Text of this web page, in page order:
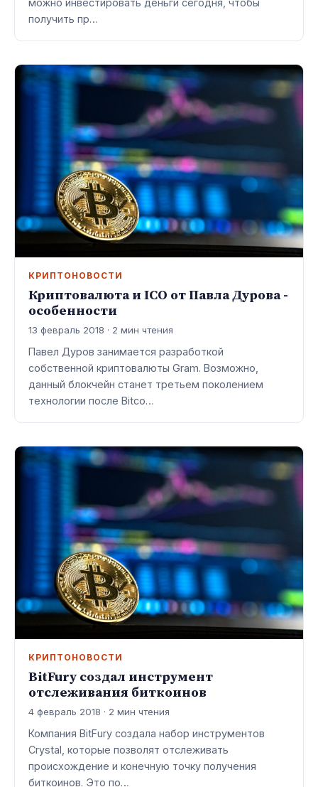
можно инвестировать деньги сегодня, чтобы
получить пр…
КРИПТОНОВОСТИ
Криптовалюта и ICO от Павла Дурова -
особенности
13 февраль 2018 · 2 мин чтения
Павел Дуров занимается разработкой
собственной криптовалюты Gram. Возможно,
данный блокчейн станет третьем поколением
технологии после Bitco…
КРИПТОНОВОСТИ
BitFury создал инструмент
отслеживания биткоинов
4 февраль 2018 · 2 мин чтения
Компания BitFury создала набор инструментов
Crystal, которые позволят отслеживать
происхождение и конечную точку получения
биткоинов. Это по…